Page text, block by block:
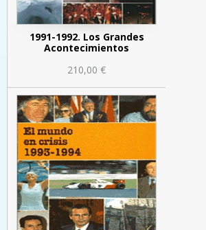
1991-1992. Los Grandes
Acontecimientos
210,00 €